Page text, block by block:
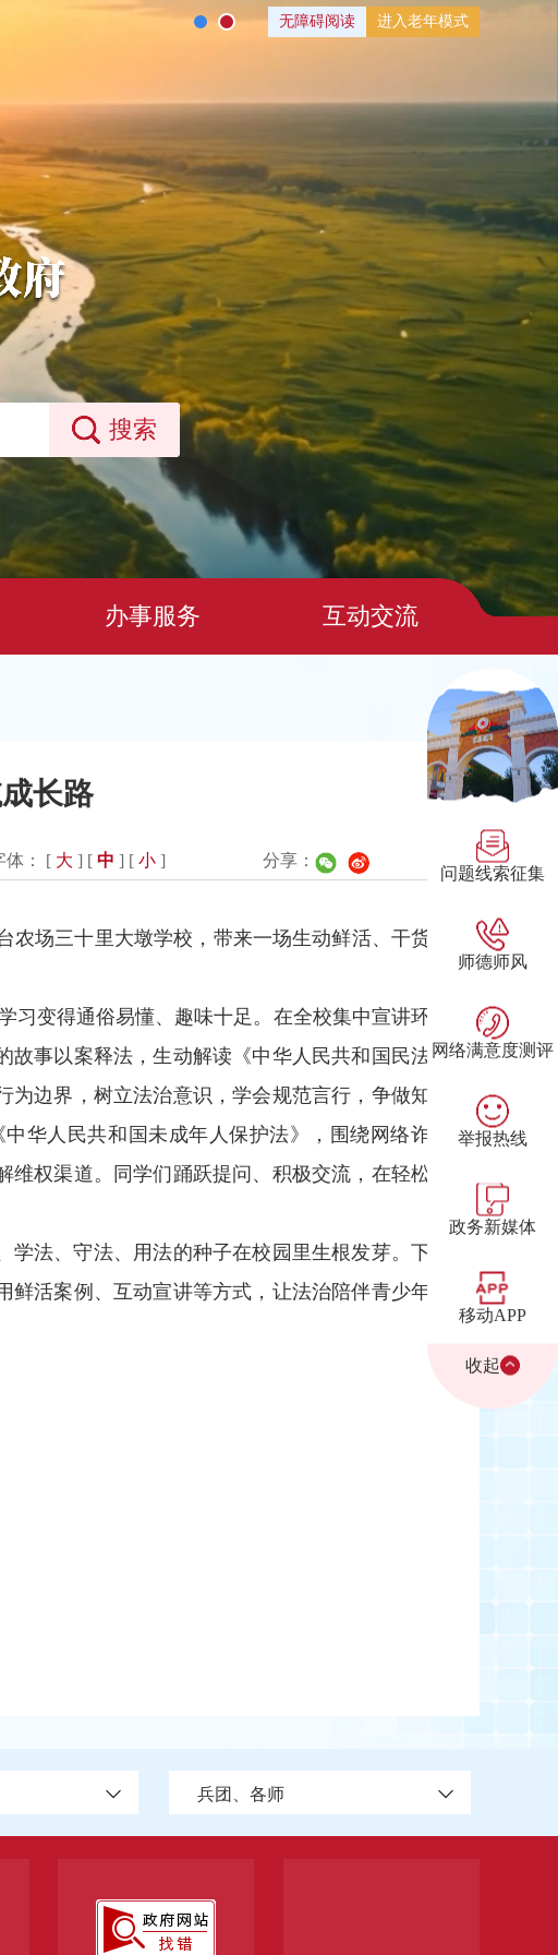
无障碍阅读 进入老年模式
搜索
办事服务 互动交流
长路
体： [ 大 ] [中 ] [小 ] 分享：
农场三十里大墩学校，带来一场生动鲜活、干货
习变得通俗易懂、趣味十足。在全校集中宣讲环
事以案释法，生动解读《中华人民共和国民法
边界，树立法治意识，学会规范言行，争做知
华人民共和国未成年人保护法》，围绕网络诈
权渠道。同学们踊跃提问、积极交流，在轻松
法、守法、用法的种子在校园里生根发芽。下
活案例、互动宣讲等方式，让法治陪伴青少年
兵团、各师
问题线索征集
师德师风
网络满意度测评
举报热线
政务新媒体
移动APP
收起